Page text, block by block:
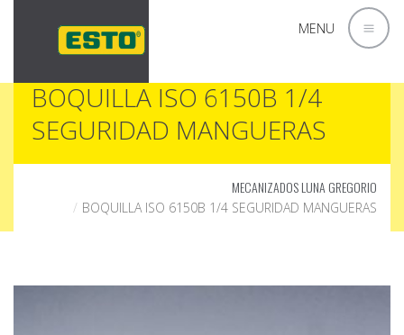
MENU
BOQUILLA ISO 6150B 1/4
SEGURIDAD MANGUERAS
MECANIZADOS LUNA GREGORIO
BOQUILLA ISO 6150B 1/4 SEGURIDAD MANGUERAS